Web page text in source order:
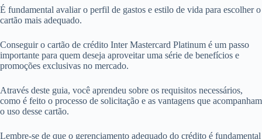
É fundamental avaliar o perfil de gastos e estilo de vida para escolher o
cartão mais adequado.
Conseguir o cartão de crédito Inter Mastercard Platinum é um passo
importante para quem deseja aproveitar uma série de benefícios e
promoções exclusivas no mercado.
Através deste guia, você aprendeu sobre os requisitos necessários,
como é feito o processo de solicitação e as vantagens que acompanham
o uso desse cartão.
Lembre-se de que o gerenciamento adequado do crédito é fundamental